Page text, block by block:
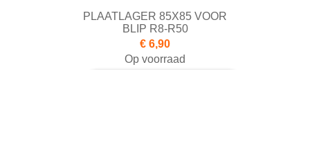
PLAATLAGER 85X85 VOOR
BLIP R8-R50
€ 6,90
Op voorraad